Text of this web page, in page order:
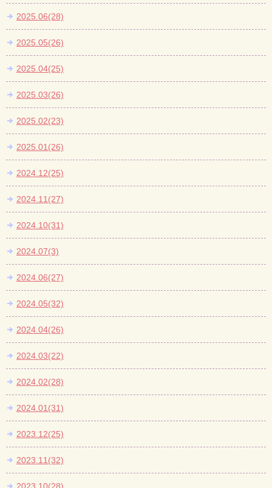
2025.06(28)
2025.05(26)
2025.04(25)
2025.03(26)
2025.02(23)
2025.01(26)
2024.12(25)
2024.11(27)
2024.10(31)
2024.07(3)
2024.06(27)
2024.05(32)
2024.04(26)
2024.03(22)
2024.02(28)
2024.01(31)
2023.12(25)
2023.11(32)